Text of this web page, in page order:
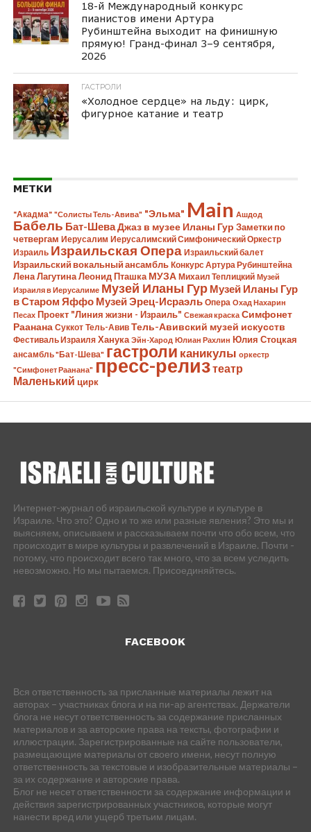
18-й Международный конкурс
пианистов имени Артура
Рубинштейна выходит на финишную
прямую! Гранд-финал 3–9 сентября,
2026
ГАСТРОЛИ
«Холодное сердце» на льду: цирк,
фигурное катание и театр
МЕТКИ
"Акадма" "Солисты Тель-Авива" "Эльма" Main Ашдод
Бабель Бат-ШеваДжаз в музее Иланы Гур Заметки по
четвергам Иерусалим Иерусалимский Симфонический Оркестр
Израиль Израильская Опера Израильский балет
Израильский вокальный ансамбль Конкурс Артура Рубинштейна
Лена Лагутина Леонид Пташка МУЗА Михаил Теплицкий Музей
Израиля в Иерусалиме Музей Иланы Гур Музей Иланы Гур
в Старом Яффо Музей Эрец-Исраэль Опера Охад Нахарин
Песах Проект "Линия жизни - Израиль" Свежая краска Симфонет
Раанана Суккот Тель-Авив Тель-Авивский музей искусств
Фестиваль Израиля Ханука Эйн-Харод Юлиан Рахлин Юлия Стоцкая
ансамбль "Бат-Шева" гастроли каникулы оркестр
"Симфонет Раанана" пресс-релизтеатр
Маленький цирк
Интернет-журнал об израильской культуре и культуре в
Израиле. Что это? Одно и то же или разные явления? Это мы и
выясняем, описываем и рассказываем почти что обо всем, что
происходит в мире культуры и развлечений в Израиле. Почти -
потому, что происходит всего так много, что за всем уследить
невозможно. Но мы пытаемся. Присоединяйтесь.
FACEBOOK
Вся ответственность за присланные материалы лежит на
авторах – участниках блога и на пи-ар агентствах. Держатели
блога не несут ответственность за содержание присланных
материалов и за авторские права на тексты, фотографии и
иллюстрации. Зарегистрированные на сайте пользователи,
размещающие материалы от своего имени, несут полную
ответственность за текстовые и изобразительные материалы –
за их содержание и авторские права.
Блог не несет ответственности за содержание информации и
действия зарегистрированных участников, которые могут
нанести вред или ущерб третьим лицам.